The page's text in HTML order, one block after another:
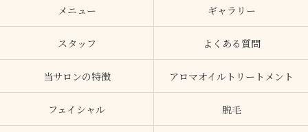
メニュー ギャラリー
スタッフ よくある質問
当サロンの特徴 アロマオイルトリートメント
フェイシャル 脱毛